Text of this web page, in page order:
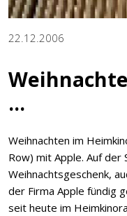
22.12.2006
...
Weihnachten im
Row) mit Apple. Auf der
Weihnachtsgeschenk,
der Firma Apple fündig
seit heute im